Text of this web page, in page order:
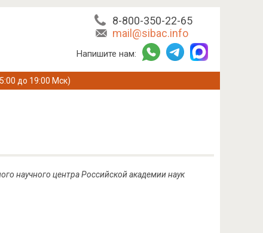
8-800-350-22-65
mail@sibac.info
Напишите нам:
до 19:00 Мск)
научного центра Российской академии наук